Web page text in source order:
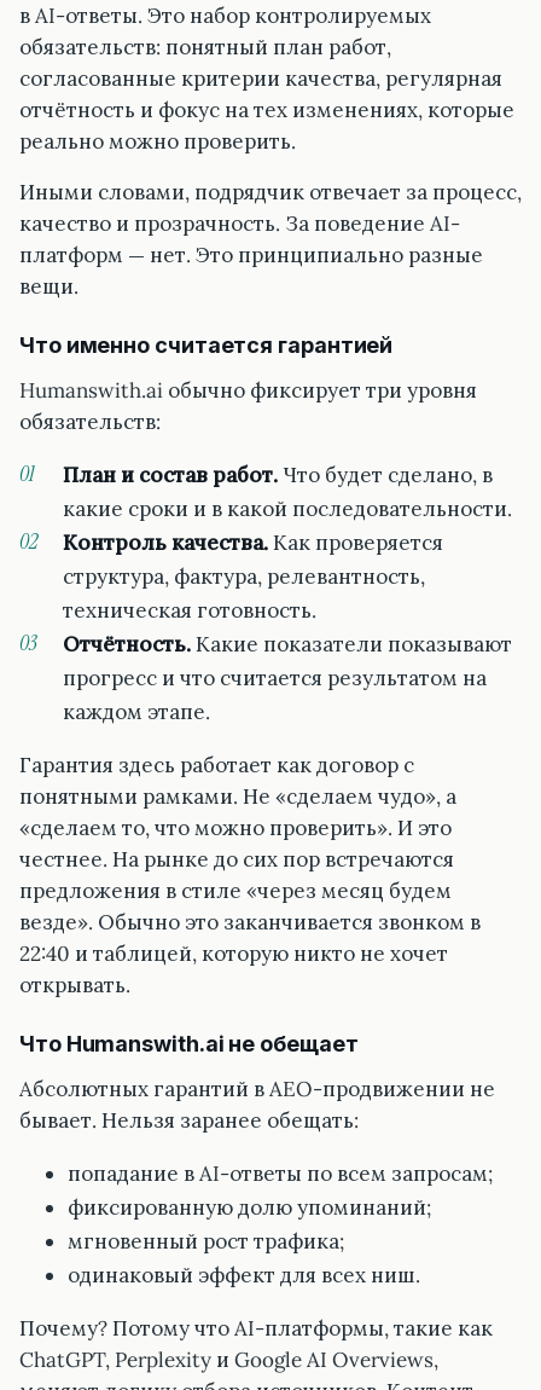
в AI-ответы. Это набор контролируемых
обязательств: понятный план работ,
согласованные критерии качества, регулярная
отчётность и фокус на тех изменениях, которые
реально можно проверить.
Иными словами, подрядчик отвечает за процесс,
качество и прозрачность. За поведение AI-
платформ — нет. Это принципиально разные
вещи.
Что именно считается гарантией
Humanswith.ai обычно фиксирует три уровня
обязательств:
План и состав работ.Что будет сделано, в
какие сроки и в какой последовательности.
Контроль качества.Как проверяется
структура, фактура, релевантность,
техническая готовность.
Отчётность.Какие показатели показывают
прогресс и что считается результатом на
каждом этапе.
Гарантия здесь работает как договор с
понятными рамками. Не «сделаем чудо», а
«сделаем то, что можно проверить». И это
честнее. На рынке до сих пор встречаются
предложения в стиле «через месяц будем
везде». Обычно это заканчивается звонком в
22:40 и таблицей, которую никто не хочет
открывать.
Что Humanswith.ai не обещает
Абсолютных гарантий в AEO-продвижении не
бывает. Нельзя заранее обещать:
попадание в AI-ответы по всем запросам;
фиксированную долю упоминаний;
мгновенный рост трафика;
одинаковый эффект для всех ниш.
Почему? Потому что AI-платформы, такие как
ChatGPT, Perplexity и Google AI Overviews,